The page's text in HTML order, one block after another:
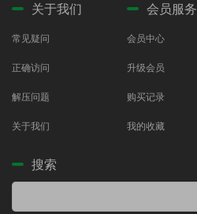
关于我们
常见疑问
正确访问
解压问题
关于我们
会员服务
会员中心
升级会员
购买记录
我的收藏
搜索